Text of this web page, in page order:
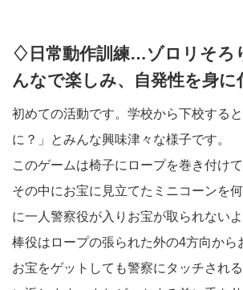
♢日常動作訓練…ゾロリそろ
んなで楽しみ、自発性を身に
初めての活動です。学校から下校する
に？」とみんな興味津々な様子です。
このゲームは椅子にロープを巻き付け
その中にお宝に見立てたミニコーンを
に一人警察役が入りお宝が取られない
棒役はロープの張られた外の4方向から
お宝をゲットしても警察にタッチされ